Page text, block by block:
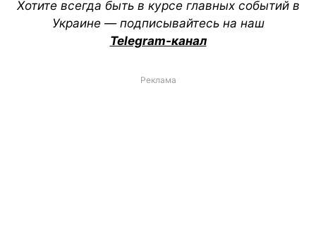
Хотите всегда быть в курсе главных событий в
Украине — подписывайтесь на наш
Telegram-канал
Реклама